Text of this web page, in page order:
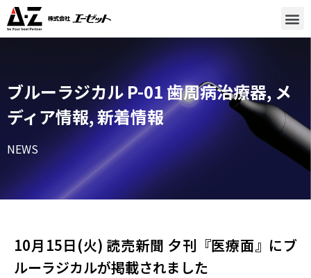
ブルーラジカル P-01 歯周病治療器, メ
ディア情報,新着情報
NEWS
10月15日(火) 読売新聞 夕刊『医療面』にブ
ルーラジカルが掲載されました